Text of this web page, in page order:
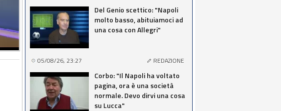
Del Genio scettico: "Napoli
molto basso, abituiamoci ad
una cosa con Allegri"
05/08/26, 23:27 REDAZIONE
Corbo: "Il Napoli ha voltato
pagina, ora è una società
normale. Devo dirvi una cosa
su Lucca"